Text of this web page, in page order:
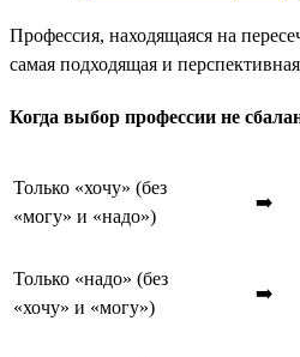
Профессия, находящаяся на
самая подходящая и
Когда выбор профессии не
Только «хочу» (без
«могу» и «надо»)
➡️
Только «надо» (без
«хочу» и «могу»)
➡️